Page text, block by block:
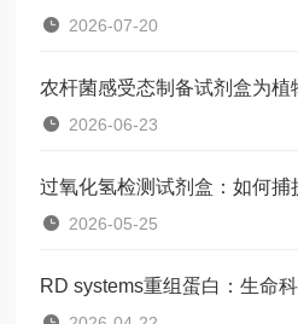
2026-07-20
2026-06-23
过氧化氢检测试剂盒：如何捕
2026-05-25
RD systems重组蛋白：生命